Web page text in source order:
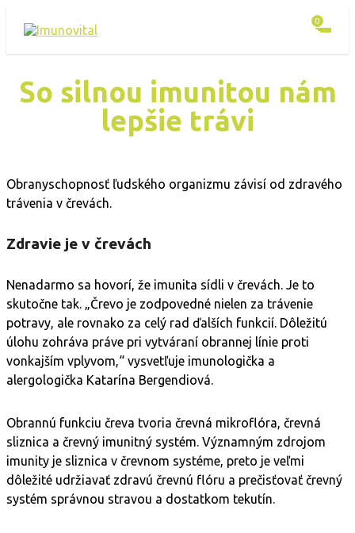
content
0
So silnou imunitou nám
lepšie trávi
Obranyschopnosť ľudského organizmu závisí od zdravého
trávenia v črevách.
Zdravie je v črevách
Nenadarmo sa hovorí, že imunita sídli v črevách. Je to
skutočne tak. „Črevo je zodpovedné nielen za trávenie
potravy, ale rovnako za celý rad ďalších funkcií. Dôležitú
úlohu zohráva práve pri vytváraní obrannej línie proti
vonkajším vplyvom,“ vysvetľuje imunologička a
alergologička Katarína Bergendiová.
Obrannú funkciu čreva tvoria črevná mikroflóra, črevná
sliznica a črevný imunitný systém. Významným zdrojom
imunity je sliznica v črevnom systéme, preto je veľmi
dôležité udržiavať zdravú črevnú flóru a prečisťovať črevný
systém správnou stravou a dostatkom tekutín.